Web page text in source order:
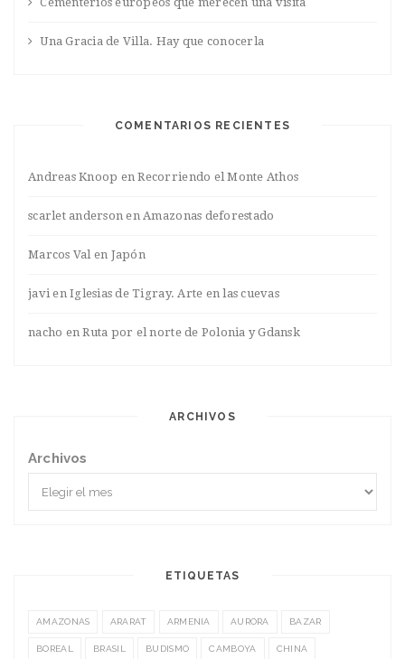
Una Gracia de Villa. Hay que conocerla
COMENTARIOS RECIENTES
Andreas Knoop enRecorriendo el Monte Athos
scarlet anderson enAmazonas deforestado
Marcos Valen Japón
javienIglesias de Tigray. Arte en las cuevas
nacho enRuta por el norte de Polonia y Gdansk
ARCHIVOS
Archivos
ETIQUETAS
AMAZONAS ARARAT ARMENIA AURORA BAZAR
BOREAL BRASIL BUDISMO CAMBOYA CHINA